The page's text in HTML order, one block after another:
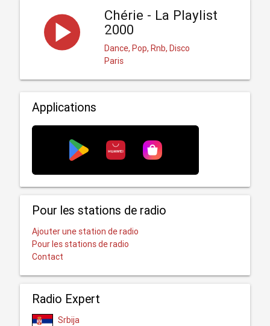
Chérie - La Playlist
2000
Dance, Pop, Rnb, Disco
Paris
Applications
Pour les stations de radio
Ajouter une station de radio
Pour les stations de radio
Contact
Radio Expert
Srbija